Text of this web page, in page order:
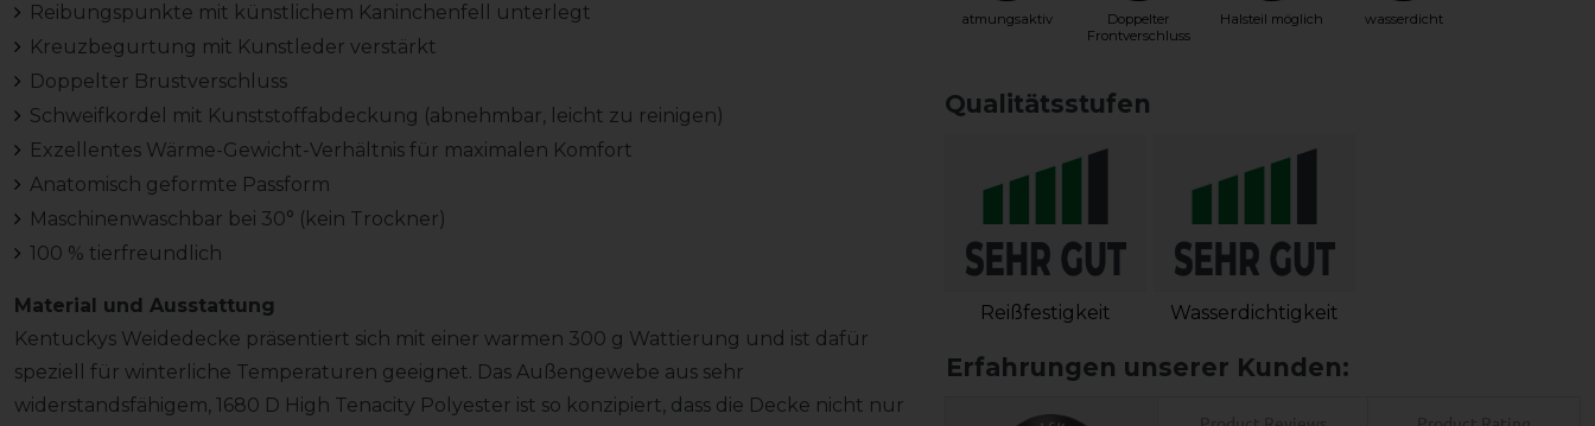
Reibungspunkte mit künstlichem Kaninchenfell unterlegt
Kreuzbegurtung mit Kunstleder verstärkt
Doppelter Brustverschluss
Schweifkordel mit Kunststoffabdeckung (abnehmbar, leicht zu reinigen)
Exzellentes Wärme-Gewicht-Verhältnis für maximalen Komfort
Anatomisch geformte Passform
Maschinenwaschbar bei 30° (kein Trockner)
100 % tierfreundlich
Material und Ausstattung
Kentuckys Weidedecke präsentiert sich mit einer warmen 300 g Wattierung und ist dafür
speziell für winterliche Temperaturen geeignet. Das Außengewebe aus sehr
widerstandsfähigem, 1680 D High Tenacity Polyester ist so konzipiert, dass die Decke nicht nur
atmungsaktiv
Doppelter
Frontverschluss
Halsteil möglich wasserdicht
Qualitätsstufen
Reißfestigkeit Wasserdichtigkeit